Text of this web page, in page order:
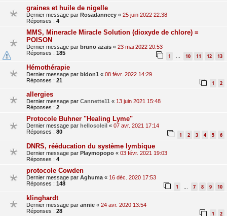
graines et huile de nigelle
Dernier message par Rosadannecy « 25 juin 2022 22:38
Réponses : 4
MMS, Mineracle Miracle Solution (dioxyde de chlore) =
POISON
Dernier message par bruno azais « 23 mai 2022 20:53
Réponses : 185 1 … 10 11 12 13
Hémothérapie
Dernier message par bidon1 « 08 févr. 2022 14:29
Réponses : 21 1 2
allergies
Dernier message par Cannette11 « 13 juin 2021 15:48
Réponses : 2
Protocole Buhner "Healing Lyme"
Dernier message par hellosoleil « 07 avr. 2021 17:14
Réponses : 80 1 2 3 4 5 6
DNRS, rééducation du système lymbique
Dernier message par Playmopopo « 03 févr. 2021 19:03
Réponses : 4
protocole Cowden
Dernier message par Aghuma « 16 déc. 2020 17:53
Réponses : 148 1 … 7 8 9 10
klinghardt
Dernier message par annie « 24 avr. 2020 13:54
Réponses : 28 1 2